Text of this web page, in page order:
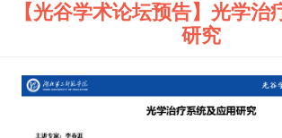
【光谷学术论坛预告】光学治
研究